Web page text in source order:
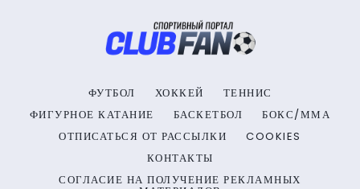
ФУТБОЛ ХОККЕЙ
ТЕННИС
ФИГУРНОЕ КАТАНИЕ
БАСКЕТБОЛ
БОКС/ММА
ОТПИСАТЬСЯ ОТ РАССЫЛКИ
COOKIES
КОНТАКТЫ
СОГЛАСИЕ НА ПОЛУЧЕНИЕ РЕКЛАМНЫХ